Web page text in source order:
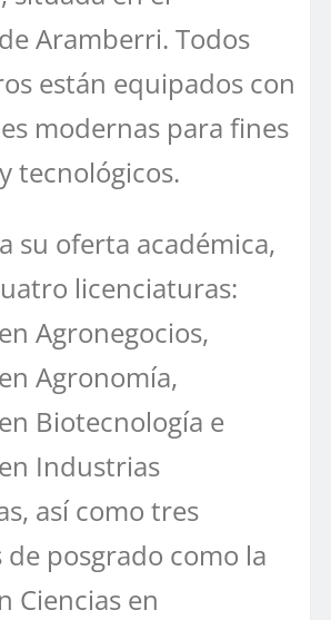
Aramberri. Todos
están equipados con
modernas para fines
tecnológicos.
su oferta académica,
licenciaturas:
Agronegocios,
Agronomía,
Biotecnología e
Industrias
así como tres
posgrado como la
Ciencias en